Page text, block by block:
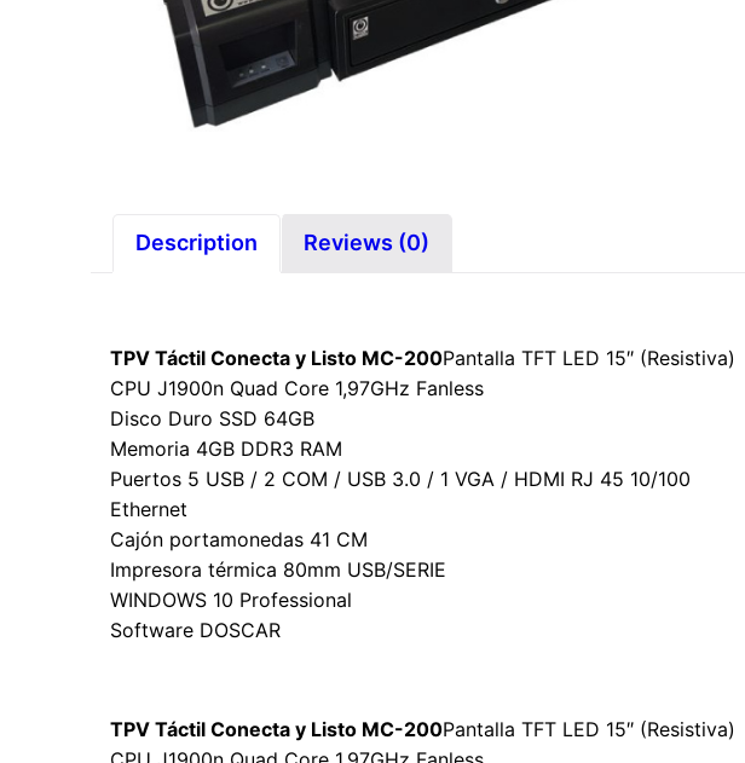
Description Reviews (0)
TPV Táctil Conecta y Listo MC-200Pantalla TFT LED 15″ (Resistiva)
CPU J1900n Quad Core 1,97GHz Fanless
Disco Duro SSD 64GB
Memoria 4GB DDR3 RAM
Puertos 5 USB / 2 COM / USB 3.0 / 1 VGA / HDMI RJ 45 10/100
Ethernet
Cajón portamonedas 41 CM
Impresora térmica 80mm USB/SERIE
WINDOWS 10 Professional
Software DOSCAR
TPV Táctil Conecta y Listo MC-200Pantalla TFT LED 15″ (Resistiva)